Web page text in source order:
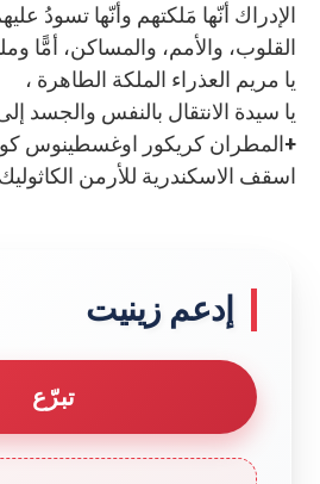
الإدراك أنّها مَلكتهم وأنّها تسودُ
القلوب، والأمم، والمساكن، أمًّا
يا مريم العذراء الملكة الطاهرة ،
يا سيدة الانتقال بالنفس والجسد
+المطران كريكور اوغسطينوس
اسقف الاسكندرية للأرمن الكاثوليك
إدعم زينيت
تبرّع